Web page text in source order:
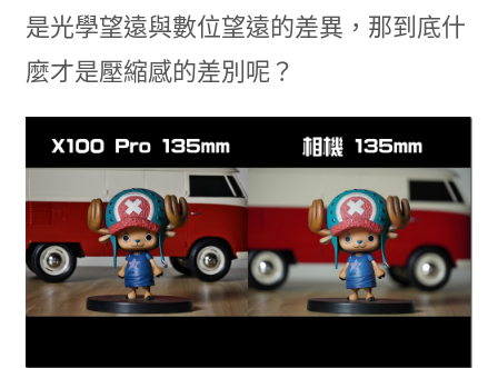
是光學望遠與數位望遠的差異，那到底什
麼才是壓縮感的差別呢？